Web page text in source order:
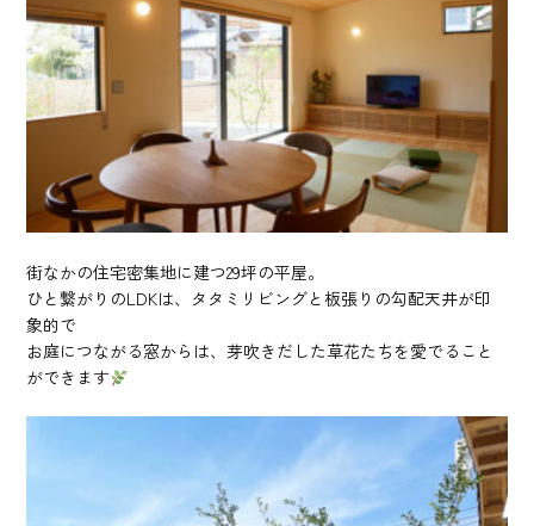
街なかの住宅密集地に建つ29坪の平屋。
ひと繋がりのLDKは、タタミリビングと板張りの勾配天井が印
象的で
お庭につながる窓からは、芽吹きだした草花たちを愛でること
ができます